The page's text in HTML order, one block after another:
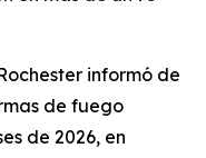
informó de
de fuego
de 2026, en